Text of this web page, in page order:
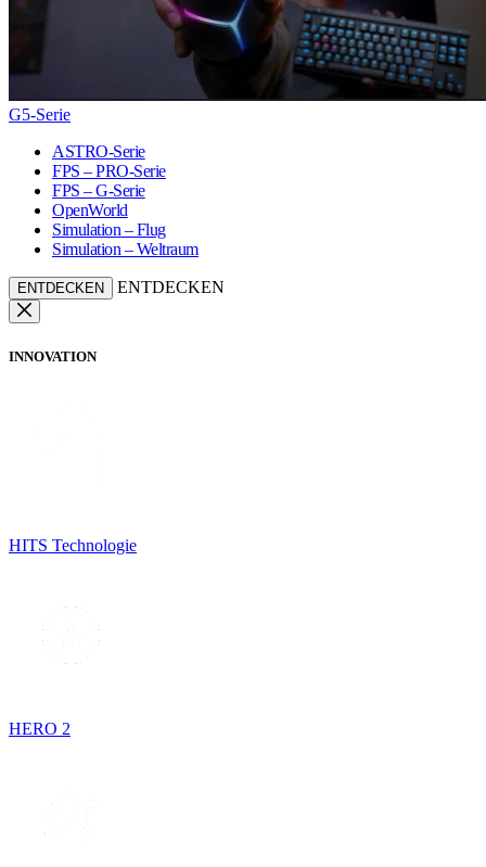
G5-Serie
ASTRO-Serie
FPS – PRO-Serie
FPS – G-Serie
OpenWorld
Simulation – Flug
Simulation – Weltraum
ENTDECKEN ENTDECKEN
INNOVATION
HITS Technologie
HERO 2